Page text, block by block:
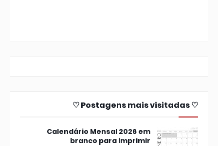
♡ Postagens mais visitadas ♡
Calendário Mensal 2026 em
branco para imprimir